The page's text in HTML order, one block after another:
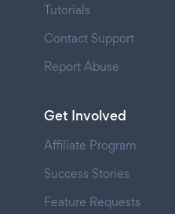
Tutorials
Contact Support
Report Abuse
Get Involved
Affiliate Program
Success Stories
Feature Requests